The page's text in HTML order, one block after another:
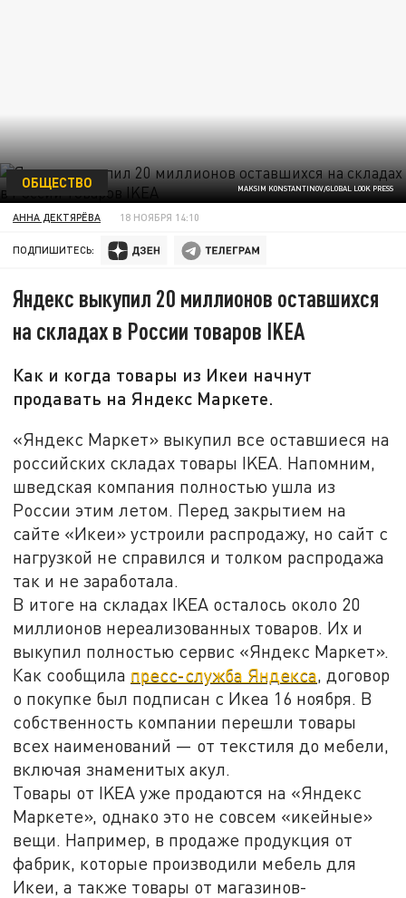
MAKSIM KONSTANTINOV/GLOBAL LOOK PRESS
ОБЩЕСТВО
АННА ДЕКТЯРЁВА 18 НОЯБРЯ 14:10
ПОДПИШИТЕСЬ:
Яндекс выкупил 20 миллионов оставшихся
на складах в России товаров IKEA
Как и когда товары из Икеи начнут
продавать на Яндекс Маркете.
«Яндекс Маркет» выкупил все оставшиеся на
российских складах товары IKEA. Напомним,
шведская компания полностью ушла из
России этим летом. Перед закрытием на
сайте «Икеи» устроили распродажу, но сайт с
нагрузкой не справился и толком распродажа
так и не заработала.
В итоге на складах IKEA осталось около 20
миллионов нереализованных товаров. Их и
выкупил полностью сервис «Яндекс Маркет».
Как сообщила пресс-служба Яндекса, договор
о покупке был подписан с Икеа 16 ноября. В
собственность компании перешли товары
всех наименований — от текстиля до мебели,
включая знаменитых акул.
Товары от IKEA уже продаются на «Яндекс
Маркете», однако это не совсем «икейные»
вещи. Например, в продаже продукция от
фабрик, которые производили мебель для
Икеи, а также товары от магазинов-